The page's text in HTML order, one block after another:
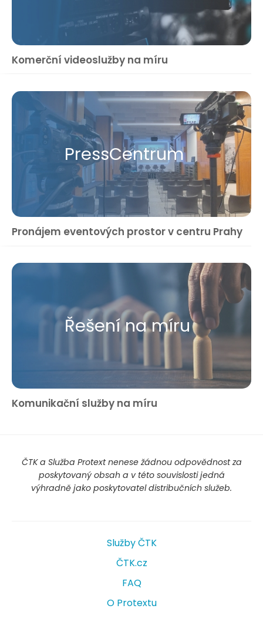
Komerční videoslužby na míru
Press​Centrum
Pronájem eventových prostor v centru Prahy
Řešení na míru
Komunikační služby na míru
ČTK a Služba Protext nenese žádnou odpovědnost za
poskytovaný obsah a v této souvislosti jedná
výhradně jako poskytovatel distribučních služeb.
Služby ČTK
ČTK.cz
FAQ
O Protextu